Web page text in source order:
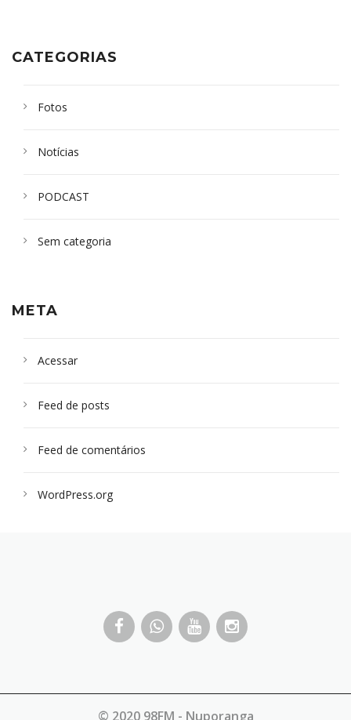
CATEGORIAS
Fotos
Notícias
PODCAST
Sem categoria
META
Acessar
Feed de posts
Feed de comentários
WordPress.org
© 2020 98FM - Nuporanga